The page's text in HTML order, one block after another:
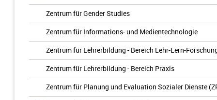
Zentrum für Gender Studies
Zentrum für Informations- und Medientechnologie
Zentrum für Lehrerbildung - Bereich Lehr-Lern-
Zentrum für Lehrerbildung - Bereich Praxis
Zentrum für Planung und Evaluation Sozialer Dienste